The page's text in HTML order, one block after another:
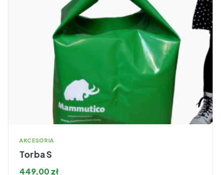
AKCESORIA
Torba S
449,00zł